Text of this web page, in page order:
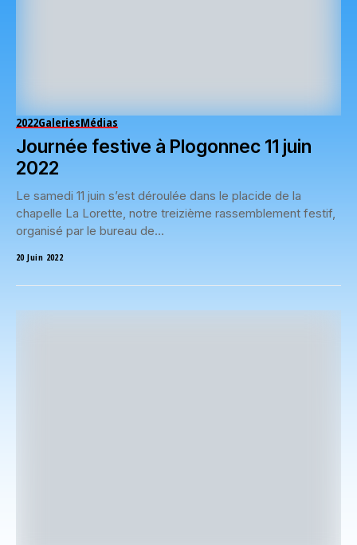
2022GaleriesMédias
Journée festive à Plogonnec 11 juin
2022
Le samedi 11 juin s’est déroulée dans le placide de la
chapelle La Lorette, notre treizième rassemblement festif,
organisé par le bureau de...
20 Juin 2022